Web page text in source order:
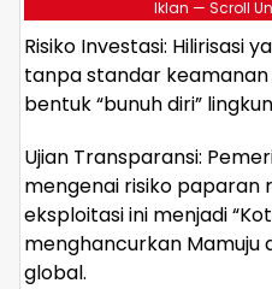
Iklan — Scroll
​Risiko Investasi: Hilirisasi
tanpa standar
bentuk “bunuh diri”
​Ujian Transparansi:
mengenai risiko paparan
eksploitasi ini menjadi
menghancurkan Mamuju
global.